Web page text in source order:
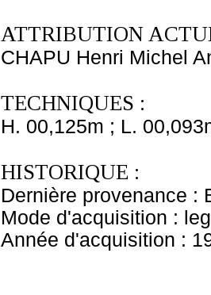
ATTRIBUTION
CHAPU Henri Michel
TECHNIQUES :
H. 00,125m ; L.
HISTORIQUE :
Dernière provenance :
Mode d'acquisition :
Année d'acquisition :